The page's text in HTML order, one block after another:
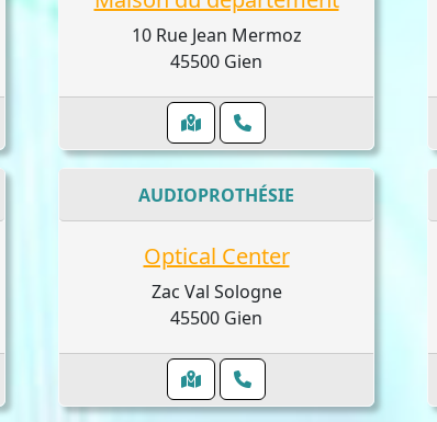
10 Rue Jean Mermoz
45500 Gien
AUDIOPROTHÉSIE
Optical Center
Zac Val Sologne
45500 Gien